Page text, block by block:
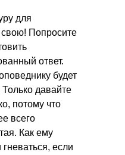
для
Попросите
ответ.
будет
Только давайте
потому что
всего
Как ему
гневаться, если